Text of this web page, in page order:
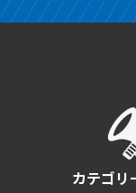
カテゴリ